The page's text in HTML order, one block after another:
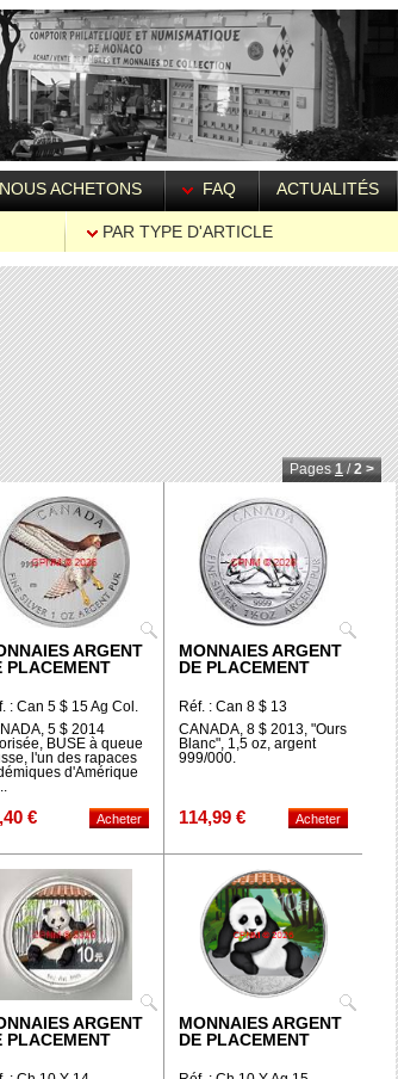
NOUS ACHETONS FAQ ACTUALITÉS
PAR TYPE D'ARTICLE
Pages 1 /2 >
ARGENT
PLACEMENT
: Can 5 $ 15 Ag Col.
5 $ 2014
BUSE à queue
l'un des rapaces
d'Amérique
€
MONNAIES ARGENT
DE PLACEMENT
Réf. : Can 8 $ 13
CANADA, 8 $ 2013, "Ours
Blanc", 1,5 oz, argent
999/000.
114,99 €
ARGENT
PLACEMENT
MONNAIES ARGENT
DE PLACEMENT